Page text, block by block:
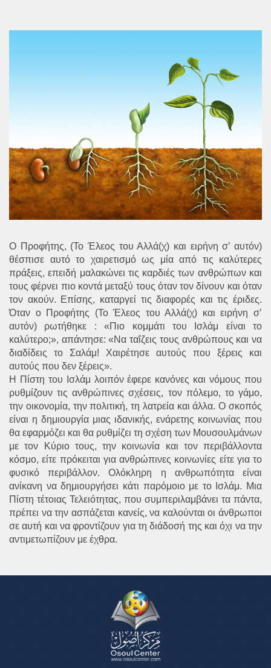
Ο Προφήτης, (Το Έλεος του Αλλά(χ) και ειρήνη σ’ αυτόν)
θέσπισε αυτό το χαιρετισμό ως μία από τις καλύτερες
πράξεις, επειδή μαλακώνει τις καρδιές των ανθρώπων και
τους φέρνει πιο κοντά μεταξύ τους όταν τον δίνουν και όταν
τον ακούν. Επίσης, καταργεί τις διαφορές και τις έριδες.
Όταν ο Προφήτης (Το Έλεος του Αλλά(χ) και ειρήνη σ’
αυτόν) ρωτήθηκε : «Πιο κομμάτι του Ισλάμ είναι το
καλύτερο;», απάντησε: «Να ταΐζεις τους ανθρώπους και να
διαδίδεις το Σαλάμ! Χαιρέτησε αυτούς που ξέρεις και
αυτούς που δεν ξέρεις».
Η Πίστη του Ισλάμ λοιπόν έφερε κανόνες και νόμους που
ρυθμίζουν τις ανθρώπινες σχέσεις, τον πόλεμο, το γάμο,
την οικονομία, την πολιτική, τη λατρεία και άλλα. Ο σκοπός
είναι η δημιουργία μιας ιδανικής, ενάρετης κοινωνίας που
θα εφαρμόζει και θα ρυθμίζει τη σχέση των Μουσουλμάνων
με τον Κύριο τους, την κοινωνία και τον περιβάλλοντα
κόσμο, είτε πρόκειται για ανθρώπινες κοινωνίες είτε για το
φυσικό περιβάλλον. Ολόκληρη η ανθρωπότητα είναι
ανίκανη να δημιουργήσει κάτι παρόμοιο με το Ισλάμ. Μια
Πίστη τέτοιας Τελειότητας, που συμπεριλαμβάνει τα πάντα,
πρέπει να την ασπάζεται κανείς, να καλούνται οι άνθρωποι
σε αυτή και να φροντίζουν για τη διάδοσή της και όχι να την
αντιμετωπίζουν με έχθρα.